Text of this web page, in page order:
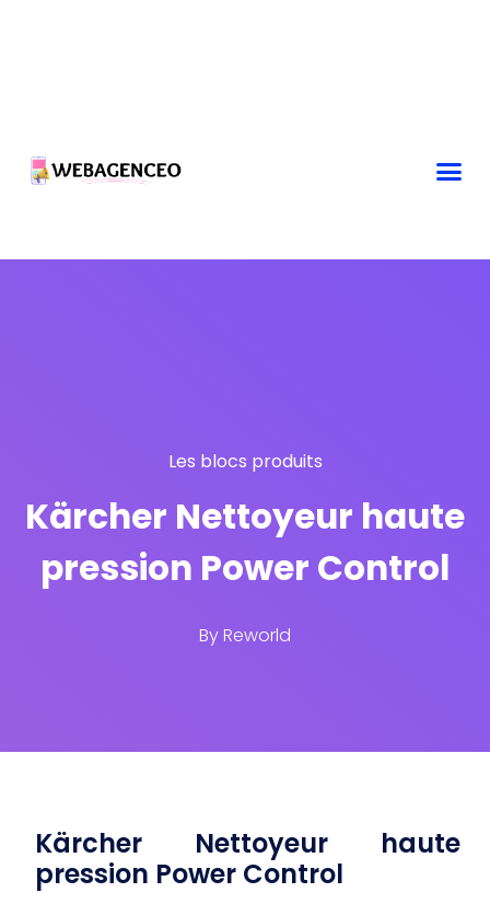
Les blocs produits
Kärcher Nettoyeur haute
pression Power Control
ByReworld
Kärcher Nettoyeur haute
pression Power Control